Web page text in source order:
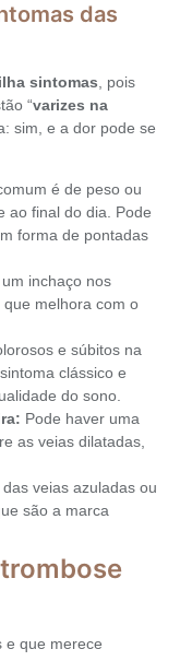
das
sintomas , pois
“varizes na
sim, e a dor pode se
é de peso ou
ao final do dia. Pode
forma de pontadas
inchaço nos
melhora com o
e súbitos na
clássico e
do sono.
Pode haver uma
as veias dilatadas,
veias azuladas ou
são a marca
e que merece